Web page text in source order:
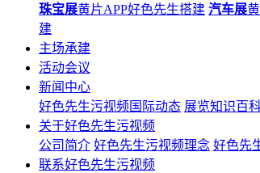
珠宝展黄片APP好色先生搭建 汽车展
建
主场承建
活动会议
新闻中心
好色先生污视频国际动态 展览知识百
关于好色先生污视频
公司简介 好色先生污视频理念 好色先
联系好色先生污视频